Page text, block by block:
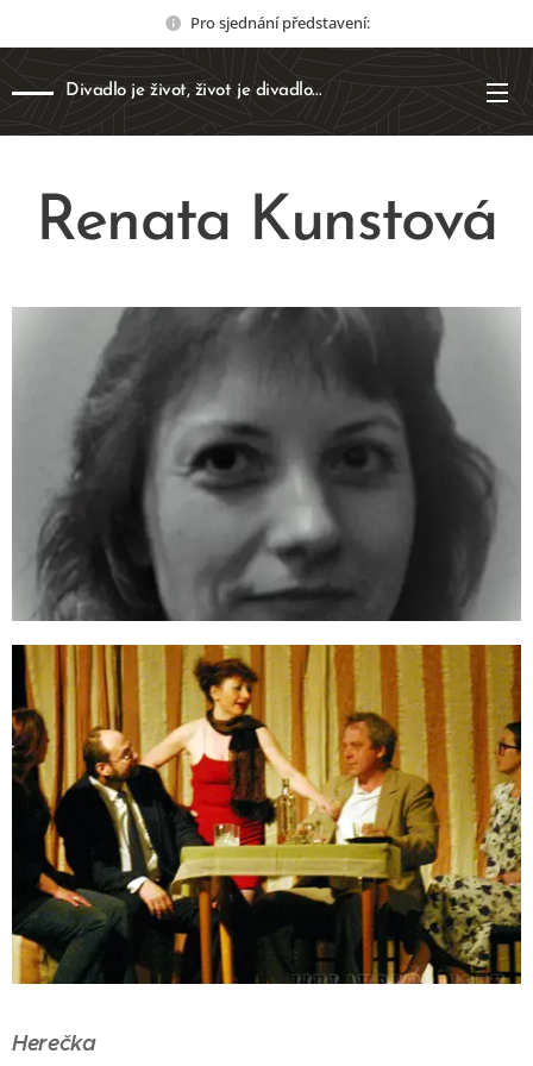
Pro sjednání představení:
Divadlo je život, život je divadlo...
Renata Kunstová
Herečka